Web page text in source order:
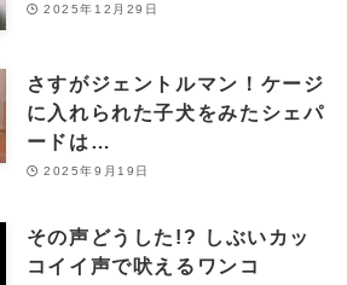
2025年12月29日
さすがジェントルマン！ケージ
に入れられた子犬をみたシェパ
ードは…
2025年9月19日
その声どうした!? しぶいカッ
コイイ声で吠えるワンコ